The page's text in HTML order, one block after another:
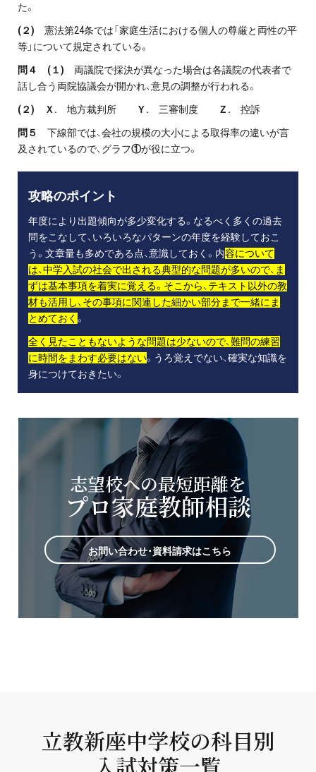
た。
(２) 憲法第24条では「家庭生活における個人の尊厳と両性の平
等」について規定されている。
問４ (１) 両議院で採決が異なった場合は各議院の代表者で
話し合う両院協議会が開かれ、意見の調整が行われる。
(２) Ｘ. 地方裁判所 Ｙ. 三審制度 Ｚ. 控訴
問５
下線部では、会社の規模の大小による取得率の違いが言
及されているので、グラフ①が役に立つ。
攻略のポイント
年度により出題傾向が多少変化する。なるべく多くの過去
問をこなして、いろいろなパターンの年度を経験しておこ
う。文章量も多めである点、意識しておく。内容について
は、中学入試の社会で出される典型的な問題が多いので、ま
ずは基本事項を着実に覚える。そこから、テキスト以外の教
材も活用し、その事項に関連した細かい部分まで一緒にま
とめておく 。
全く見たこともないような問題は少ないので、難問の練習
に時間をまわす必要はない。うろ覚えでない、確実な知識を
身につけておきたい。
志望校への最短距離を
プロ家庭教師相談
お問い合わせ・資料請求はこちら
立教新座中学校の科目別